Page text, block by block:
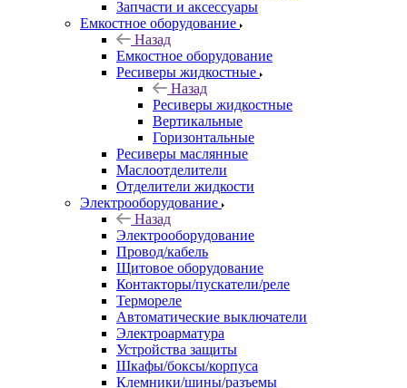
Запчасти и аксессуары
Емкостное оборудование
Назад
Емкостное оборудование
Ресиверы жидкостные
Назад
Ресиверы жидкостные
Вертикальные
Горизонтальные
Ресиверы маслянные
Маслоотделители
Отделители жидкости
Электрооборудование
Назад
Электрооборудование
Провод/кабель
Щитовое оборудование
Контакторы/пускатели/реле
Термореле
Автоматические выключатели
Электроарматура
Устройства защиты
Шкафы/боксы/корпуса
Клемники/шины/разъемы